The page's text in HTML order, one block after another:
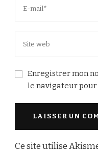
Enregistrer mon
le navigateur
Ce site utilise